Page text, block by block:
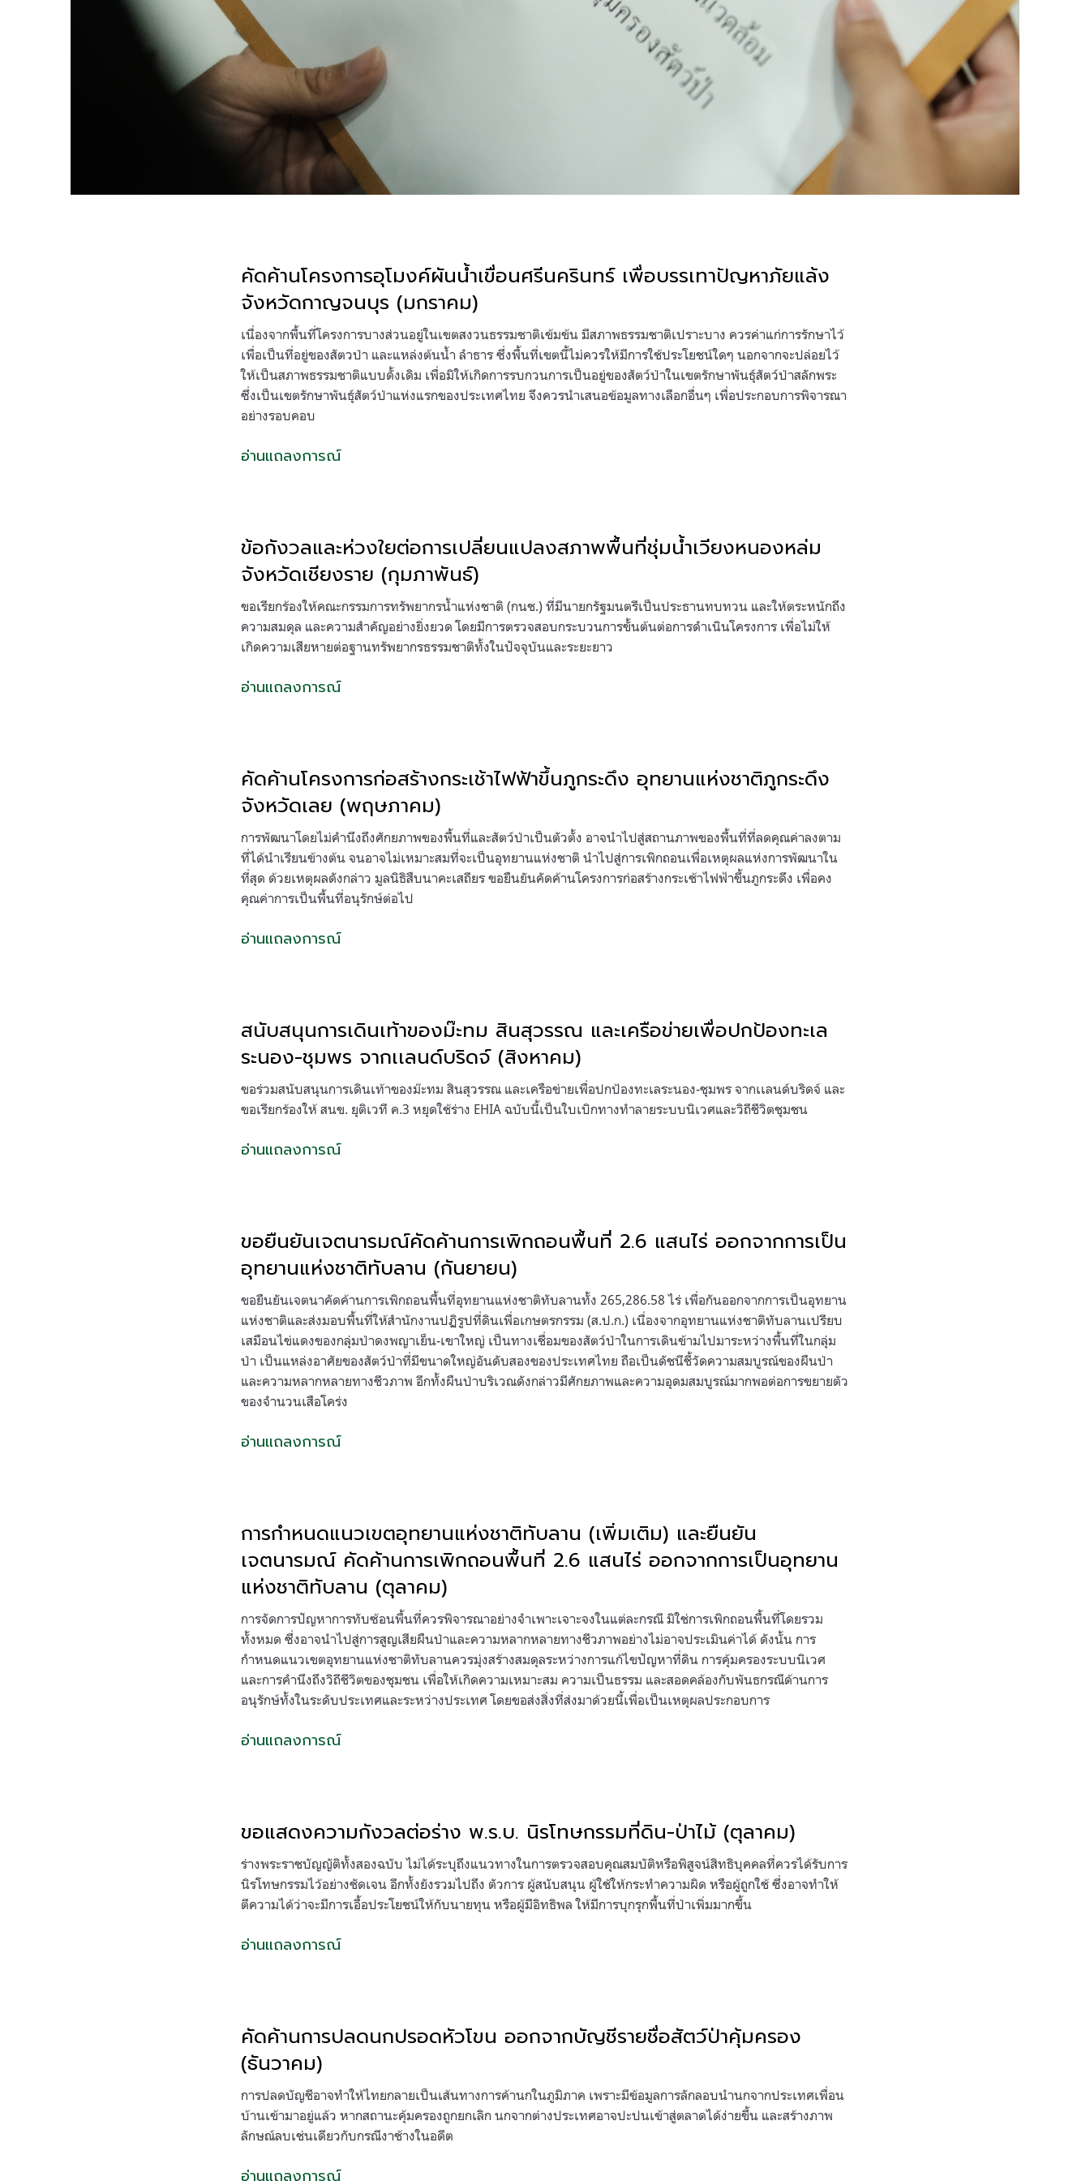
คัดค้านโครงการอุโมงค์ผันน้ำเขื่อนศรีนครินทร์ เพื่อบรรเทาปัญหาภัยแล้ง
จังหวัดกาญจนบุร (มกราคม)
เนื่องจากพื้นที่โครงการบางส่วนอยู่ในเขตสงวนธรรมชาติเข้มข้น มีสภาพธรรมชาติเปราะบาง ควรค่าแก่การรักษาไว้
เพื่อเป็นที่อยู่ของสัตวป่า และแหล่งต้นน้ำ ลำธาร ซึ่งพื้นที่เขตนี้ไม่ควรให้มีการใช้ประโยชน์ใดๆ นอกจากจะปล่อยไว้
ให้เป็นสภาพธรรมชาติแบบดั้งเดิม เพื่อมิให้เกิดการรบกวนการเป็นอยู่ของสัตว์ป่าในเขตรักษาพันธุ์สัตว์ป่าสลักพระ
ซึ่งเป็นเขตรักษาพันธุ์สัตว์ป่าแห่งแรกของประเทศไทย จึงควรนำเสนอข้อมูลทางเลือกอื่นๆ เพื่อประกอบการพิจารณา
อย่างรอบคอบ
อ่านแถลงการณ์
ข้อกังวลและห่วงใยต่อการเปลี่ยนแปลงสภาพพื้นที่ชุ่มน้ำเวียงหนองหล่ม
จังหวัดเชียงราย (กุมภาพันธ์)
ขอเรียกร้องให้คณะกรรมการทรัพยากรน้ำแห่งชาติ (กนช.) ที่มีนายกรัฐมนตรีเป็นประธานทบทวน และให้ตระหนักถึง
ความสมดุล และความสำคัญอย่างยิ่งยวด โดยมีการตรวจสอบกระบวนการขั้นต้นต่อการดำเนินโครงการ เพื่อไม่ให้
เกิดความเสียหายต่อฐานทรัพยากรธรรมชาติทั้งในปัจจุบันและระยะยาว
อ่านแถลงการณ์
คัดค้านโครงการก่อสร้างกระเช้าไฟฟ้าขึ้นภูกระดึง อุทยานแห่งชาติภูกระดึง
จังหวัดเลย (พฤษภาคม)
การพัฒนาโดยไม่คำนึงถึงศักยภาพของพื้นที่และสัตว์ป่าเป็นตัวตั้ง อาจนำไปสู่สถานภาพของพื้นที่ที่ลดคุณค่าลงตาม
ที่ได้นำเรียนข้างต้น จนอาจไม่เหมาะสมที่จะเป็นอุทยานแห่งชาติ นำไปสู่การเพิกถอนเพื่อเหตุผลแห่งการพัฒนาใน
ที่สุด ด้วยเหตุผลดังกล่าว มูลนิธิสืบนาคะเสถียร ขอยืนยันคัดค้านโครงการก่อสร้างกระเช้าไฟฟ้าขึ้นภูกระดึง เพื่อคง
คุณค่าการเป็นพื้นที่อนุรักษ์ต่อไป
อ่านแถลงการณ์
สนับสนุนการเดินเท้าของม๊ะทม สินสุวรรณ และเครือข่ายเพื่อปกป้องทะเล
ระนอง-ชุมพร จากเเลนด์บริดจ์ (สิงหาคม)
ขอร่วมสนับสนุนการเดินเท้าของม๊ะทม สินสุวรรณ และเครือข่ายเพื่อปกป้องทะเลระนอง-ชุมพร จากเเลนด์บริดจ์ และ
ขอเรียกร้องให้ สนข. ยุติเวที ค.3 หยุดใช้ร่าง EHIA ฉบับนี้เป็นใบเบิกทางทำลายระบบนิเวศและวิถีชีวิตชุมชน
อ่านแถลงการณ์
ขอยืนยันเจตนารมณ์คัดค้านการเพิกถอนพื้นที่ 2.6 แสนไร่ ออกจากการเป็น
อุทยานแห่งชาติทับลาน (กันยายน)
ขอยืนยันเจตนาคัดค้านการเพิกถอนพื้นที่อุทยานแห่งชาติทับลานทั้ง 265,286.58 ไร่ เพื่อกันออกจากการเป็นอุทยาน
แห่งชาติและส่งมอบพื้นที่ให้สำนักงานปฏิรูปที่ดินเพื่อเกษตรกรรม (ส.ป.ก.) เนื่องจากอุทยานแห่งชาติทับลานเปรียบ
เสมือนไข่แดงของกลุ่มป่าดงพญาเย็น-เขาใหญ่ เป็นทางเชื่อมของสัตว์ป่าในการเดินข้ามไปมาระหว่างพื้นที่ในกลุ่ม
ป่า เป็นแหล่งอาศัยของสัตว์ป่าที่มีขนาดใหญ่อันดับสองของประเทศไทย ถือเป็นดัชนีชี้วัดความสมบูรณ์ของผืนป่า
และความหลากหลายทางชีวภาพ อีกทั้งผืนป่าบริเวณดังกล่าวมีศักยภาพและความอุดมสมบูรณ์มากพอต่อการขยายตัว
ของจำนวนเสือโคร่ง
อ่านแถลงการณ์
การกำหนดแนวเขตอุทยานแห่งชาติทับลาน (เพิ่มเติม) และยืนยัน
เจตนารมณ์ คัดค้านการเพิกถอนพื้นที่ 2.6 แสนไร่ ออกจากการเป็นอุทยาน
แห่งชาติทับลาน (ตุลาคม)
การจัดการปัญหาการทับซ้อนพื้นที่ควรพิจารณาอย่างจำเพาะเจาะจงในแต่ละกรณี มิใช่การเพิกถอนพื้นที่โดยรวม
ทั้งหมด ซึ่งอาจนำไปสู่การสูญเสียผืนป่าและความหลากหลายทางชีวภาพอย่างไม่อาจประเมินค่าได้ ดังนั้น การ
กำหนดแนวเขตอุทยานแห่งชาติทับลานควรมุ่งสร้างสมดุลระหว่างการแก้ไขปัญหาที่ดิน การคุ้มครองระบบนิเวศ
และการคำนึงถึงวิถีชีวิตของชุมชน เพื่อให้เกิดความเหมาะสม ความเป็นธรรม และสอดคล้องกับพันธกรณีด้านการ
อนุรักษ์ทั้งในระดับประเทศและระหว่างประเทศ โดยขอส่งสิ่งที่ส่งมาด้วยนี้เพื่อเป็นเหตุผลประกอบการ
อ่านแถลงการณ์
ขอแสดงความกังวลต่อร่าง พ.ร.บ. นิรโทษกรรมที่ดิน-ป่าไม้ (ตุลาคม)
ร่างพระราชบัญญัติทั้งสองฉบับ ไม่ได้ระบุถึงแนวทางในการตรวจสอบคุณสมบัติหรือพิสูจน์สิทธิบุคคลที่ควรได้รับการ
นิรโทษกรรมไว้อย่างชัดเจน อีกทั้งยังรวมไปถึง ตัวการ ผู้สนับสนุน ผู้ใช้ให้กระทำความผิด หรือผู้ถูกใช้ ซึ่งอาจทำให้
ตีความได้ว่าจะมีการเอื้อประโยชน์ให้กับนายทุน หรือผู้มีอิทธิพล ให้มีการบุกรุกพื้นที่ป่าเพิ่มมากขึ้น
อ่านแถลงการณ์
คัดค้านการปลดนกปรอดหัวโขน ออกจากบัญชีรายชื่อสัตว์ป่าคุ้มครอง
(ธันวาคม)
การปลดบัญชีอาจทำให้ไทยกลายเป็นเส้นทางการค้านกในภูมิภาค เพราะมีข้อมูลการลักลอบนำนกจากประเทศเพื่อน
บ้านเข้ามาอยู่แล้ว หากสถานะคุ้มครองถูกยกเลิก นกจากต่างประเทศอาจปะปนเข้าสู่ตลาดได้ง่ายขึ้น และสร้างภาพ
ลักษณ์ลบเช่นเดียวกับกรณีงาช้างในอดีต
อ่านแถลงการณ์